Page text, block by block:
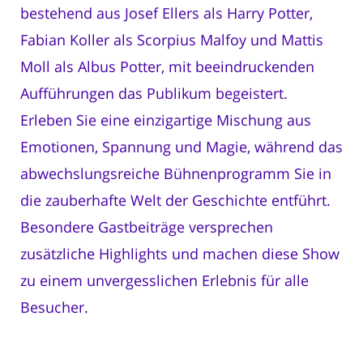
bestehend aus Josef Ellers als Harry Potter,
Fabian Koller als Scorpius Malfoy und Mattis
Moll als Albus Potter, mit beeindruckenden
Aufführungen das Publikum begeistert.
Erleben Sie eine einzigartige Mischung aus
Emotionen, Spannung und Magie, während das
abwechslungsreiche Bühnenprogramm Sie in
die zauberhafte Welt der Geschichte entführt.
Besondere Gastbeiträge versprechen
zusätzliche Highlights und machen diese Show
zu einem unvergesslichen Erlebnis für alle
Besucher.